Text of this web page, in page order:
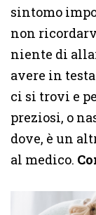
sintomo
non
niente di
avere in
ci si trovi e
preziosi, o
dove, è un
al medico.